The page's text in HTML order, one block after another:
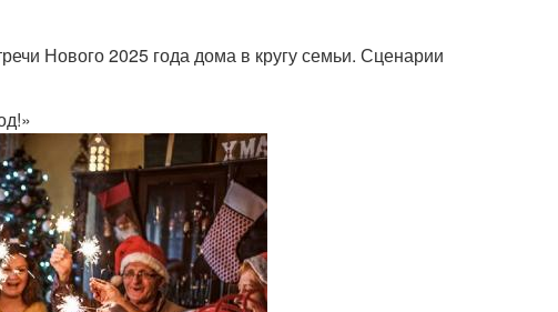
Нового 2025 года дома в кругу семьи. Сценарии